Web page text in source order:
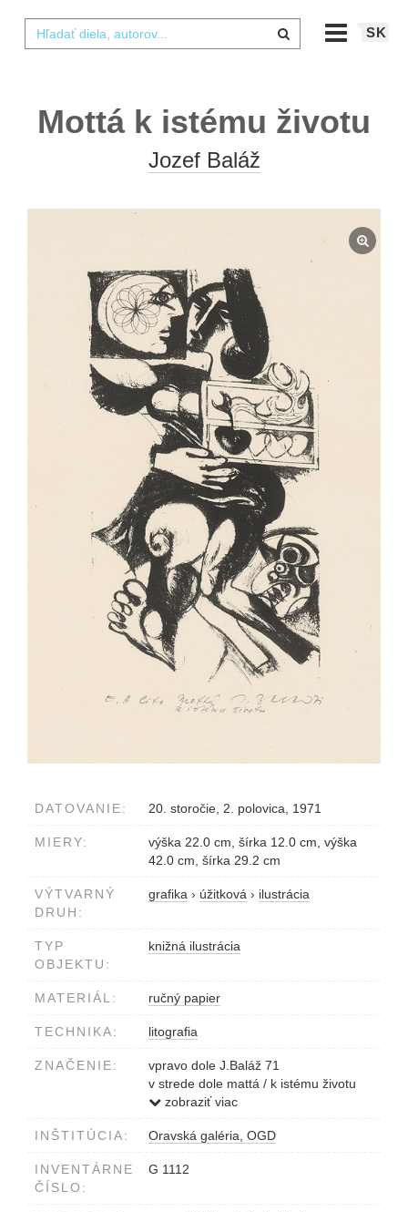
SK
Mottá k istému životu
Jozef Baláž
DATOVANIE: 20. storočie, 2. polovica, 1971
MIERY:
výška 22.0 cm, šírka 12.0 cm, výška
42.0 cm, šírka 29.2 cm
VÝTVARNÝ
DRUH:
grafika › úžitková › ilustrácia
TYP
OBJEKTU:
knižná ilustrácia
MATERIÁL: ručný papier
TECHNIKA: litografia
ZNAČENIE:
vpravo dole J.Baláž 71
v strede dole mattá / k istému životu
vľavo dole E.A. lito
zobraziť viac
INŠTITÚCIA: Oravská galéria, OGD
INVENTÁRNE
ČÍSLO:
G 1112